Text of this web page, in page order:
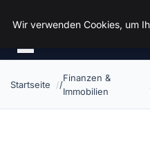
Spiele Wirtschaft
Startseite
Finanzen &
Immobilien
Wir verwenden Cookies, um